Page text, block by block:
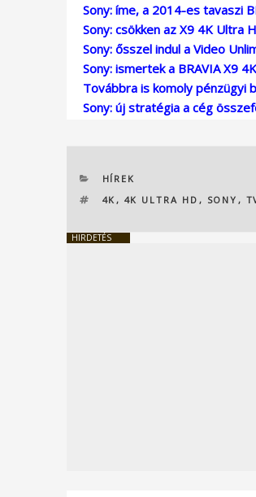
Sony: íme, a 2014-es tavaszi
Sony: csökken az X9 4K Ultra
Sony: ősszel indul a Video
Sony: ismertek a BRAVIA X9
Továbbra is komoly pénzügyi
Sony: új stratégia a cég
KATEGÓRIÁK
HÍREK
CÍMKÉK
4K , 4K ULTRA HD , SONY ,
HIRDETÉS